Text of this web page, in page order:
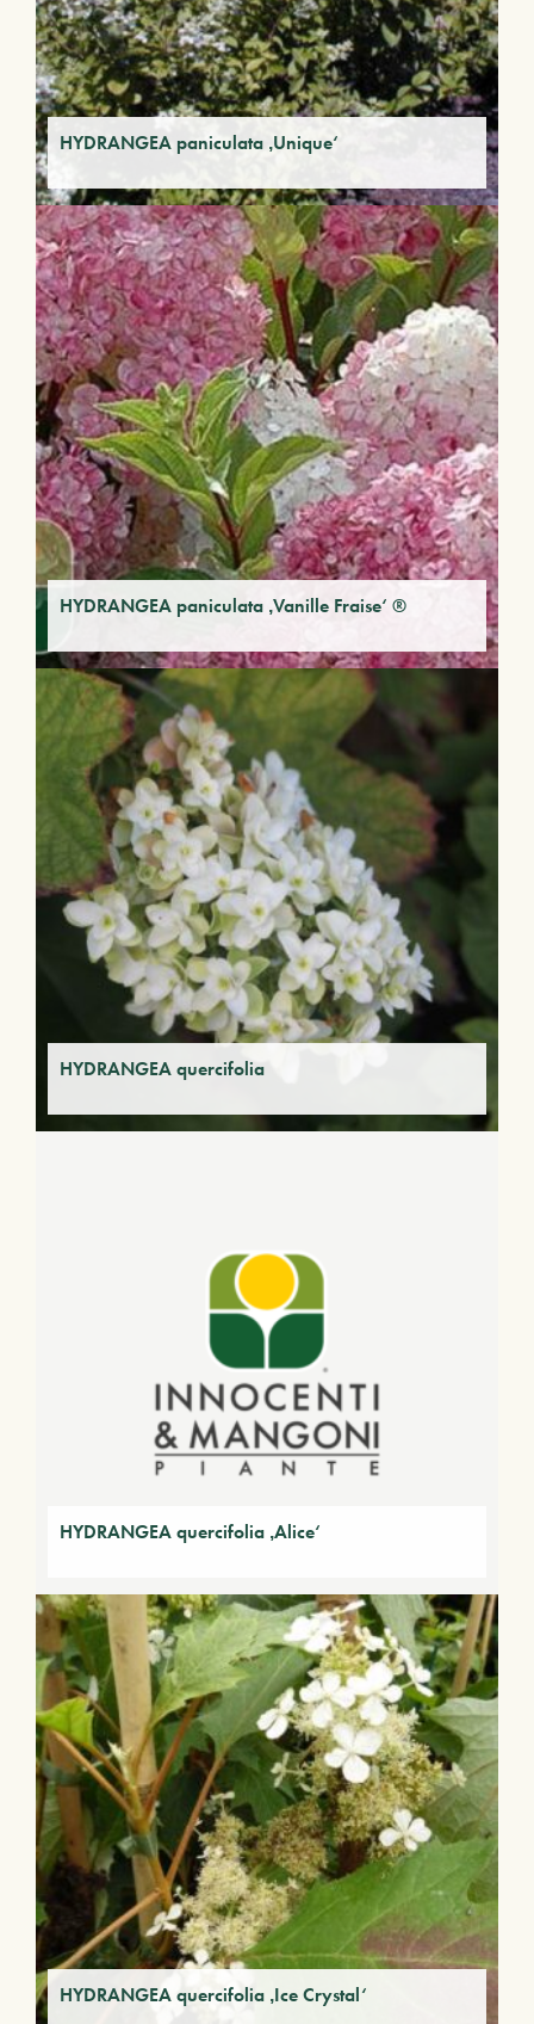
HYDRANGEA paniculata ‚Unique‘
HYDRANGEA paniculata ‚Vanille Fraise‘ ®
HYDRANGEA quercifolia
HYDRANGEA quercifolia ‚Alice‘
HYDRANGEA quercifolia ‚Ice Crystal‘